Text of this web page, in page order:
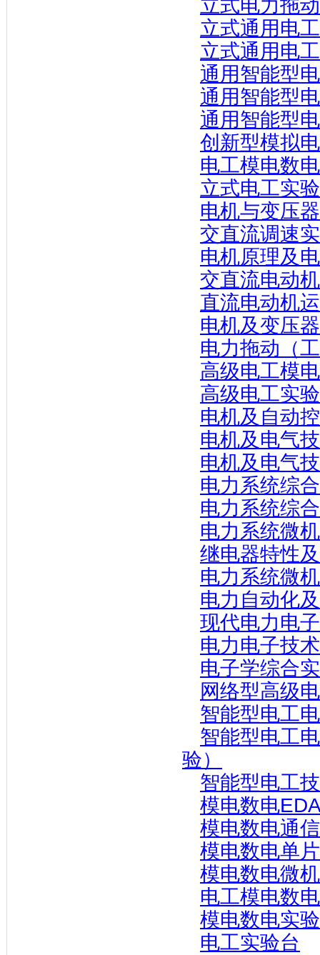
立式电力拖
立式通用电
立式通用电
通用智能型
通用智能型
通用智能型
创新型模拟
电工模电数
立式电工实
电机与变压
交直流调速
电机原理及
交直流电动
直流电动机
电机及变压
电力拖动（
高级电工模
高级电工实
电机及自动
电机及电气
电机及电气
电力系统综
电力系统综
电力系统微
继电器特性
电力系统微
电力自动化
现代电力电
电力电子技
电子学综合
网络型高级
智能型电工
智能型电工
验）
智能型电工
模电数电
模电数电通
模电数电单
模电数电微
电工模电数
模电数电实
电工实验台